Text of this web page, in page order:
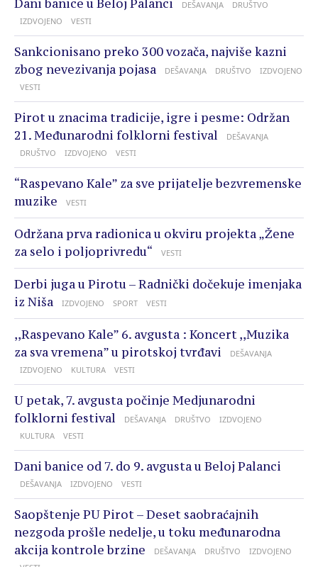
Dani banice u Beloj Palanci
DEŠAVANJA
DRUŠTVO
IZDVOJENO
VESTI
Sankcionisano preko 300 vozača, najviše kazni
zbog nevezivanja pojasa
DEŠAVANJA DRUŠTVO
IZDVOJENO
VESTI
Pirot u znacima tradicije, igre i pesme: Održan
21. Međunarodni folklorni festival
DEŠAVANJA
DRUŠTVO
IZDVOJENO VESTI
“Raspevano Kale” za sve prijatelje bezvremenske
muzike
VESTI
Održana prva radionica u okviru projekta „Žene
za selo i poljoprivredu“
VESTI
Derbi juga u Pirotu – Radnički dočekuje imenjaka
iz Niša
IZDVOJENO SPORT VESTI
,,Raspevano Kale” 6. avgusta : Koncert ,,Muzika
za sva vremena” u pirotskoj tvrđavi
DEŠAVANJA
IZDVOJENO
KULTURA VESTI
U petak, 7. avgusta počinje Medjunarodni
folklorni festival
DEŠAVANJA DRUŠTVO
IZDVOJENO
KULTURA
VESTI
Dani banice od 7. do 9. avgusta u Beloj Palanci
DEŠAVANJA IZDVOJENO VESTI
Saopštenje PU Pirot – Deset saobraćajnih
nezgoda prošle nedelje, u toku međunarodna
akcija kontrole brzine
DEŠAVANJA DRUŠTVO
IZDVOJENO